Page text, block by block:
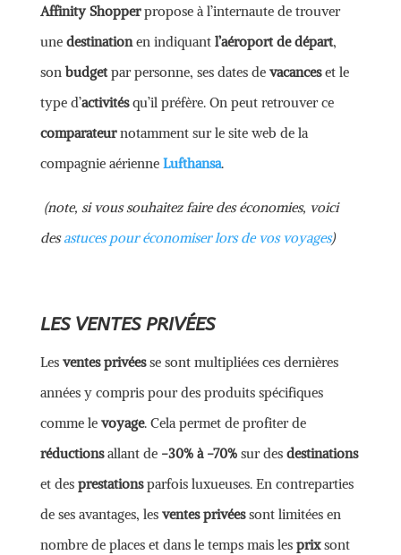
Affinity Shopperpropose à l’internaute de trouver
une destinationen indiquant l’aéroport de départ,
sonbudget par personne, ses dates de vacanceset le
type d’activitésqu’il préfère. On peut retrouver ce
comparateurnotamment sur le site web de la
compagnie aérienne Lufthansa.
(note, si vous souhaitez faire des économies, voici
desastuces pour économiser lors de vos voyages)
LES VENTES PRIVÉES
Les ventes privéesse sont multipliées ces dernières
années y compris pour des produits spécifiques
comme le voyage. Cela permet de profiter de
réductionsallant de -30% à -70%sur des destinations
et des prestationsparfois luxueuses. En contreparties
de ses avantages, les ventes privéessont limitées en
nombre de places et dans le temps mais les prixsont